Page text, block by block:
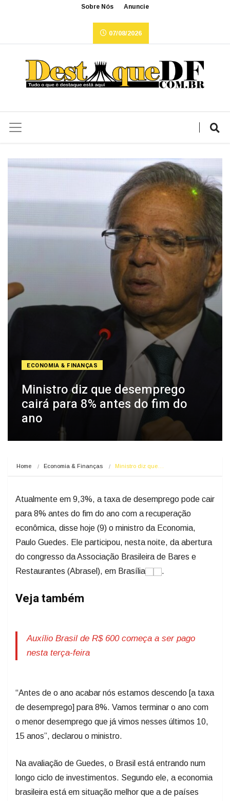
Sobre Nós Anuncie
07/08/2026
ECONOMIA & FINANÇAS
Ministro diz que desemprego
cairá para 8% antes do fim do
ano
Home Economia & Finanças Ministro diz que…
Atualmente em 9,3%, a taxa de desemprego pode cair
para 8% antes do fim do ano com a recuperação
econômica, disse hoje (9) o ministro da Economia,
Paulo Guedes. Ele participou, nesta noite, da abertura
do congresso da Associação Brasileira de Bares e
Restaurantes (Abrasel), em Brasília
.
Veja também
Auxílio Brasil de R$ 600 começa a ser pago
nesta terça-feira
“Antes de o ano acabar nós estamos descendo [a taxa
de desemprego] para 8%. Vamos terminar o ano com
o menor desemprego que já vimos nesses últimos 10,
15 anos”, declarou o ministro.
Na avaliação de Guedes, o Brasil está entrando num
longo ciclo de investimentos. Segundo ele, a economia
brasileira está em situação melhor que a de países